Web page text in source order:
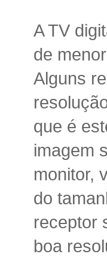
A TV
de
Alguns
que é
imagem
monitor,
do
receptor
boa